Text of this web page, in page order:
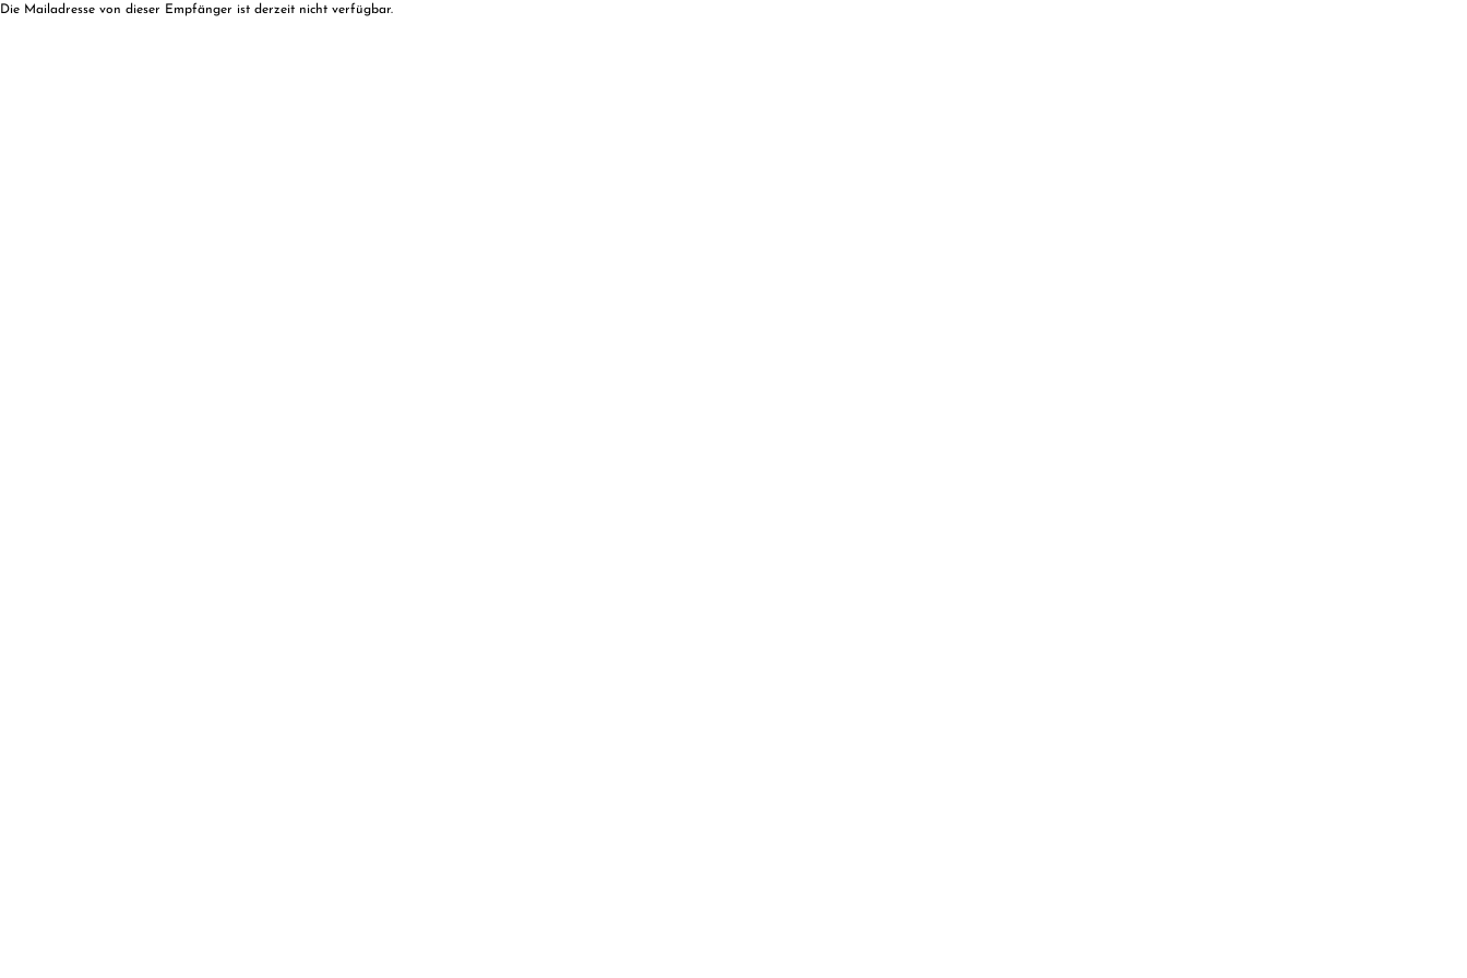
Die Mailadresse von dieser Empfänger ist derzeit nicht verfügbar.